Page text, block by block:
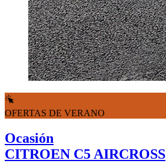
OFERTAS DE VERANO
Ocasión
CITROEN C5 AIRCROSS